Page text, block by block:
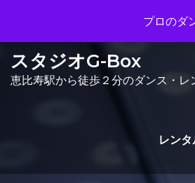
Mon - Sun 10.00 -
スタジオG-Box
恵比寿駅から徒歩２分のダンス・レ
レン
プロのダ